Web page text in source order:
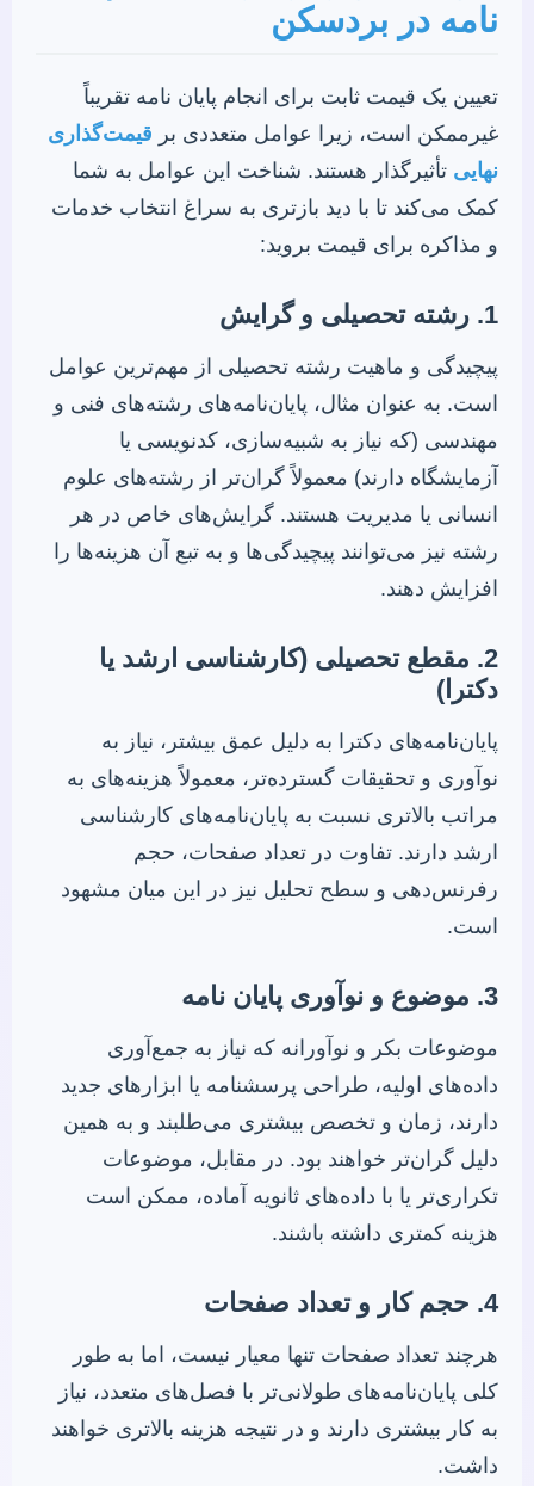
نامه در بردسکن
تعیین یک قیمت ثابت برای انجام پایان نامه تقریباً
غیرممکن است، زیرا عوامل متعددی بر قیمت‌گذاری
نهایی تأثیرگذار هستند. شناخت این عوامل به شما
کمک می‌کند تا با دید بازتری به سراغ انتخاب خدمات
و مذاکره برای قیمت بروید:
1. رشته تحصیلی و گرایش
پیچیدگی و ماهیت رشته تحصیلی از مهم‌ترین عوامل
است. به عنوان مثال، پایان‌نامه‌های رشته‌های فنی و
مهندسی (که نیاز به شبیه‌سازی، کدنویسی یا
آزمایشگاه دارند) معمولاً گران‌تر از رشته‌های علوم
انسانی یا مدیریت هستند. گرایش‌های خاص در هر
رشته نیز می‌توانند پیچیدگی‌ها و به تبع آن هزینه‌ها را
افزایش دهند.
2. مقطع تحصیلی (کارشناسی ارشد یا
دکترا)
پایان‌نامه‌های دکترا به دلیل عمق بیشتر، نیاز به
نوآوری و تحقیقات گسترده‌تر، معمولاً هزینه‌های به
مراتب بالاتری نسبت به پایان‌نامه‌های کارشناسی
ارشد دارند. تفاوت در تعداد صفحات، حجم
رفرنس‌دهی و سطح تحلیل نیز در این میان مشهود
است.
3. موضوع و نوآوری پایان نامه
موضوعات بکر و نوآورانه که نیاز به جمع‌آوری
داده‌های اولیه، طراحی پرسشنامه یا ابزارهای جدید
دارند، زمان و تخصص بیشتری می‌طلبند و به همین
دلیل گران‌تر خواهند بود. در مقابل، موضوعات
تکراری‌تر یا با داده‌های ثانویه آماده، ممکن است
هزینه کمتری داشته باشند.
4. حجم کار و تعداد صفحات
هرچند تعداد صفحات تنها معیار نیست، اما به طور
کلی پایان‌نامه‌های طولانی‌تر با فصل‌های متعدد، نیاز
به کار بیشتری دارند و در نتیجه هزینه بالاتری خواهند
داشت.